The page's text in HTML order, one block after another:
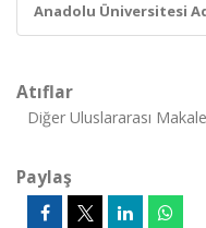
Anadolu Üniversitesi
Atıflar
Diğer Uluslararası Makale
Paylaş